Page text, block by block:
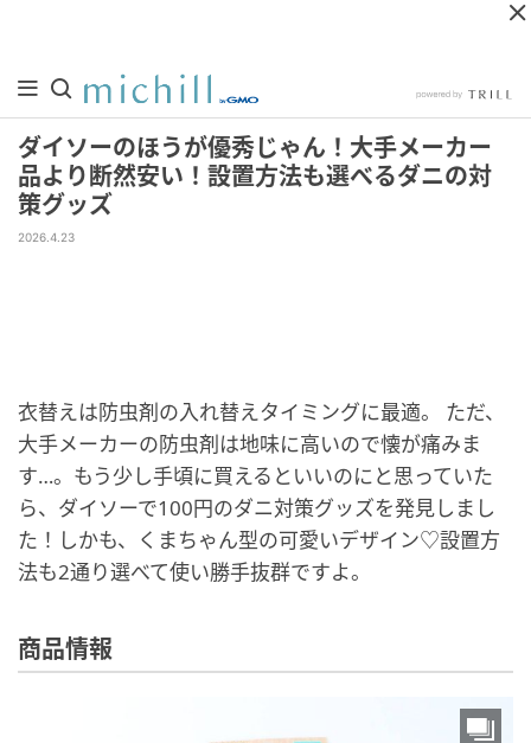
ダイソーのほうが優秀じゃん！大手メーカー
品より断然安い！設置方法も選べるダニの対
策グッズ
2026.4.23
衣替えは防虫剤の入れ替えタイミングに最適。 ただ、
大手メーカーの防虫剤は地味に高いので懐が痛みま
す…。もう少し手頃に買えるといいのにと思っていた
ら、ダイソーで100円のダニ対策グッズを発見しまし
た！しかも、くまちゃん型の可愛いデザイン♡設置方
法も2通り選べて使い勝手抜群ですよ。
商品情報